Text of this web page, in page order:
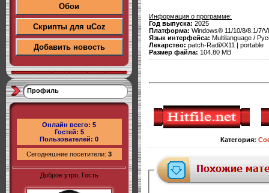
Обои
Скрипты для uCoz
Добавить новость
Профиль
Онлайн всего: 5
Гостей: 5
Пользователей: 0
Сегодняшние посетители: 3
Доброе утро, Гость
Информация о программе:
Год выпуска: 2025
Платформа: Windows® 11/10/8/8.1/7/
Язык интерфейса: Multilanguage /
Лекарство: patch-RadiXX11 | portable
Размер файла: 104.80 MB
Категория: